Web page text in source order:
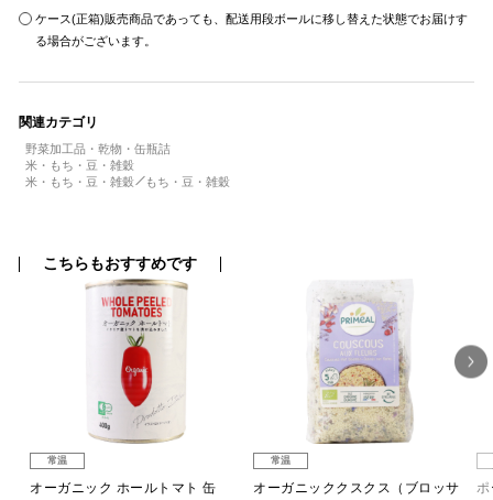
ケース(正箱)販売商品であっても、配送用段ボールに移し替えた状態でお届けす
る場合がございます。
関連カテゴリ
野菜加工品・乾物・缶瓶詰
米・もち・豆・雑穀
米・もち・豆・雑穀
もち・豆・雑穀
こちらもおすすめです
常温
オーガニック ホールトマト 缶
常温
オーガニッククスクス（ブロッサ